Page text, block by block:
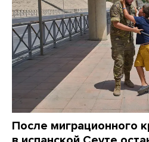
После миграционного